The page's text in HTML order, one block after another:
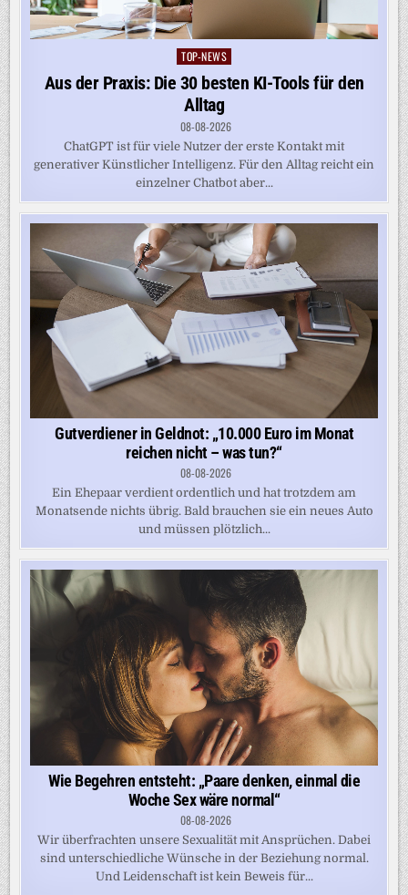
Posted
in
TOP-NEWS
Aus der Praxis: Die 30 besten KI-Tools für den
Alltag
08-08-2026
ChatGPT ist für viele Nutzer der erste Kontakt mit
generativer Künstlicher Intelligenz. Für den Alltag reicht ein
einzelner Chatbot aber...
Gutverdiener in Geldnot: „10.000 Euro im Monat
reichen nicht – was tun?“
08-08-2026
Ein Ehepaar verdient ordentlich und hat trotzdem am
Monatsende nichts übrig. Bald brauchen sie ein neues Auto
und müssen plötzlich...
Wie Begehren entsteht: „Paare denken, einmal die
Woche Sex wäre normal“
08-08-2026
Wir überfrachten unsere Sexualität mit Ansprüchen. Dabei
sind unterschiedliche Wünsche in der Beziehung normal.
Und Leidenschaft ist kein Beweis für...